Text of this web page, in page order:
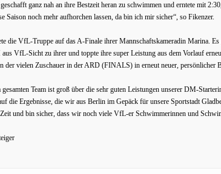
ganz nah an ihre Bestzeit heran zu schwimmen und erntete mit
Saison noch mehr aufhorchen lassen, da bin ich mir sicher“, so Fikenzer.
die VfL-Truppe auf das A-Finale ihrer Mannschaftskameradin Marina.
VfL-Sicht zu ihrer und toppte ihre super Leistung aus dem Vorlauf
der vielen Zuschauer in der ARD (FINALS) in erneut neuer, persönlicher
Team ist groß über die sehr guten Leistungen unserer DM-
die Ergebnisse, die wir aus Berlin im Gepäck für unsere Sportstadt
und bin sicher, dass wir noch viele VfL-er Schwimmerinnen und